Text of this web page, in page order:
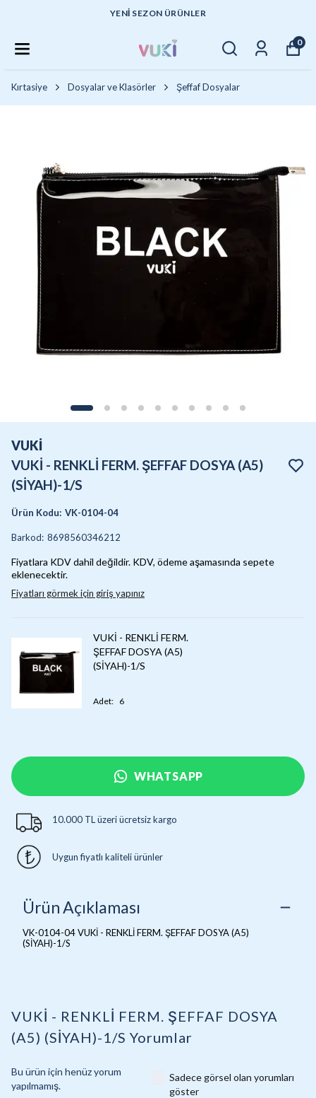
YENI SEZON ÜRÜNLER
0
Kırtasiye Dosyalar ve Klasörler Şeffaf Dosyalar
VUKİ
VUKİ - RENKLİ FERM. ŞEFFAF DOSYA (A5)
(SİYAH)-1/S
Ürün Kodu: VK-0104-04
Barkod: 8698560346212
Fiyatlara KDV dahil değildir. KDV, ödeme aşamasında sepete
eklenecektir.
Fiyatları görmek için giriş yapınız
VUKİ - RENKLİ FERM.
ŞEFFAF DOSYA (A5)
(SİYAH)-1/S
Adet: 6
WHATSAPP
10.000 TL üzeri ücretsiz kargo
Uygun fiyatlı kaliteli ürünler
Ürün Açıklaması
VK-0104-04 VUKİ - RENKLİ FERM. ŞEFFAF DOSYA (A5)
(SİYAH)-1/S
VUKİ - RENKLİ FERM. ŞEFFAF DOSYA
(A5) (SİYAH)-1/S Yorumlar
Bu ürün için henüz yorum
yapılmamış.
Sadece görsel olan yorumları
göster